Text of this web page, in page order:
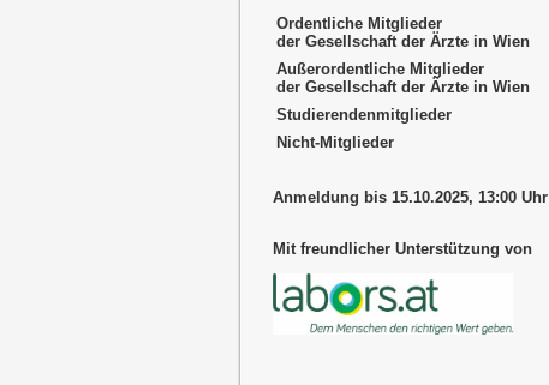
Ordentliche Mitglieder
der Gesellschaft der Ärzte in Wien
Außerordentliche Mitglieder
der Gesellschaft der Ärzte in Wien
Studierendenmitglieder
Nicht-Mitglieder
Anmeldung bis 15.10.2025, 13:00 Uhr
Mit freundlicher Unterstützung von